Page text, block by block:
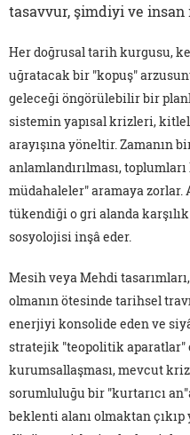
tasavvur, şimdiyi ve
Her doğrusal tarih kurgusu,
uğratacak bir "kopuş"
geleceği öngörülebilir bir
sistemin yapısal krizleri,
arayışına yöneltir. Zamanın
anlamlandırılması,
müdahaleler" aramaya zorlar.
tükendiği o gri alanda
sosyolojisi inşâ eder.
Mesih veya Mehdi
olmanın ötesinde tarihsel
enerjiyi konsolide eden ve
stratejik "teopolitik aparatlar"
kurumsallaşması, mevcut
sorumluluğu bir "kurtarıcı
beklenti alanı olmaktan